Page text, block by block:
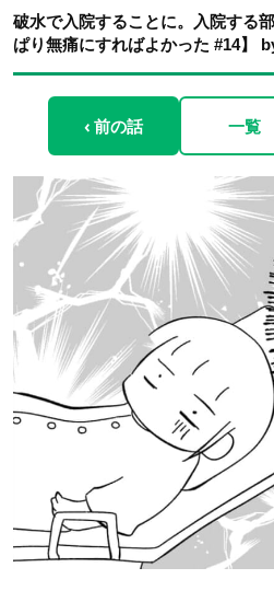
破水で入院することに。入院する
ぱり無痛にすればよかった #14】
‹ 前の話 一覧